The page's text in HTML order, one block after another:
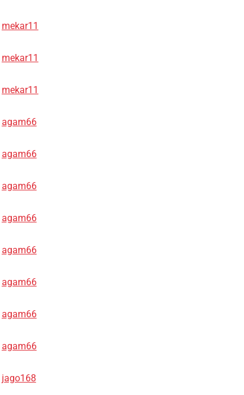
mekar11
mekar11
mekar11
agam66
agam66
agam66
agam66
agam66
agam66
agam66
agam66
jago168